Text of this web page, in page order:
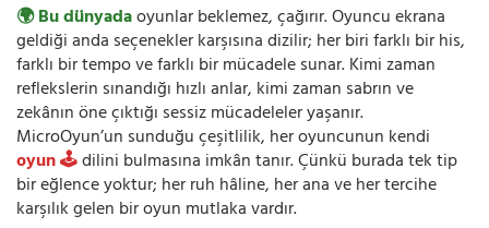
🌍 Bu dünyadaoyunlar beklemez, çağırır. Oyuncu ekrana
geldiği anda seçenekler karşısına dizilir; her biri farklı bir his,
farklı bir tempo ve farklı bir mücadele sunar. Kimi zaman
reflekslerin sınandığı hızlı anlar, kimi zaman sabrın ve
zekânın öne çıktığı sessiz mücadeleler yaşanır.
MicroOyun’un sunduğu çeşitlilik, her oyuncunun kendi
oyun 🕹️dilini bulmasına imkân tanır. Çünkü burada tek tip
bir eğlence yoktur; her ruh hâline, her ana ve her tercihe
karşılık gelen bir oyun mutlaka vardır.